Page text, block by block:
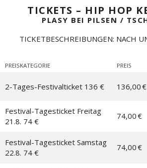
TICKETS – HIP HOP
PLASY BEI PILSEN /
TICKETBESCHREIBUNGEN: NACH
PREISKATEGORIE PREIS
2-Tages-Festivalticket 136 € 136,00 €
Festival-Tagesticket Freitag
21.8. 74 €
74,00 €
Festival-Tagesticket Samstag
22.8. 74 €
74,00 €